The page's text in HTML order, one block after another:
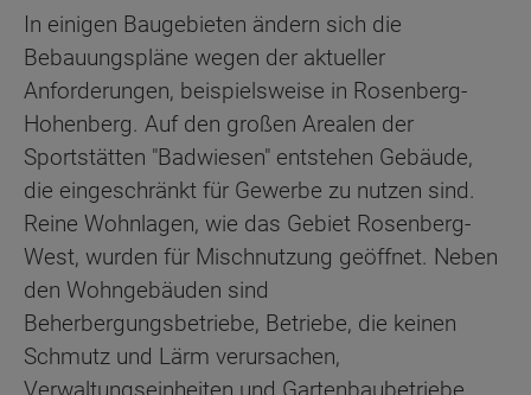
In einigen Baugebieten ändern sich die
Bebauungspläne wegen der aktueller
Anforderungen, beispielsweise in Rosenberg-
Hohenberg. Auf den großen Arealen der
Sportstätten "Badwiesen" entstehen Gebäude,
die eingeschränkt für Gewerbe zu nutzen sind.
Reine Wohnlagen, wie das Gebiet Rosenberg-
West, wurden für Mischnutzung geöffnet. Neben
den Wohngebäuden sind
Beherbergungsbetriebe, Betriebe, die keinen
Schmutz und Lärm verursachen,